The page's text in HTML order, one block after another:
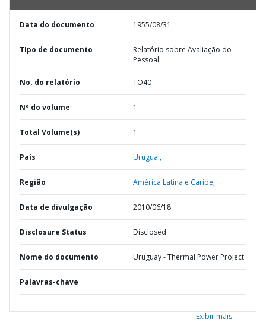
Data do documento 1955/08/31
TIpo de documento
Relatório sobre Avaliação do
Pessoal
No. do relatório TO40
Nº do volume 1
Total Volume(s) 1
País Uruguai,
Região América Latina e Caribe,
Data de divulgação 2010/06/18
Disclosure Status Disclosed
Nome do documento Uruguay - Thermal Power Project
Palavras-chave
Exibir mais